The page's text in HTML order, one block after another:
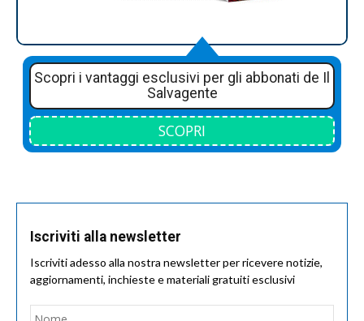
Scopri i vantaggi esclusivi per gli abbonati de Il
Salvagente
SCOPRI
Iscriviti alla newsletter
Iscriviti adesso alla nostra newsletter per ricevere notizie,
aggiornamenti, inchieste e materiali gratuiti esclusivi
Nome